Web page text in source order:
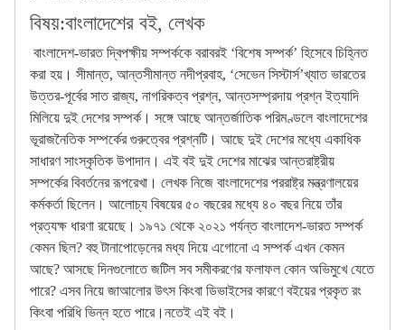
বিষয়:বাংলাদেশের বই, লেখক
বাংলাদেশ-ভারত দ্বিপক্ষীয় সম্পর্ককে বরাবরই ‘বিশেষ সম্পর্ক’ হিসেবে চিহ্নিত
করা হয়। সীমান্ত, আন্তসীমান্ত নদীপ্রবাহ, ‘সেভেন সিস্টার্স’খ্যাত ভারতের
উত্তর-পূর্বের সাত রাজ্য, নাগরিকত্ব প্রশ্ন, আন্তসম্প্রদায় প্রশ্ন ইত্যাদি
মিলিয়ে দুই দেশের সম্পর্ক। সঙ্গে আছে আন্তর্জাতিক পরিমণ্ডলে বাংলাদেশের
ভূরাজনৈতিক সম্পর্কের গুরুত্বের প্রশ্নটি। আছে দুই দেশের মধ্যে একাধিক
সাধারণ সাংস্কৃতিক উপাদান। এই বই দুই দেশের মাঝের আন্তরাষ্ট্রীয়
সম্পর্কের বিবর্তনের রূপরেখা। লেখক নিজে বাংলাদেশের পররাষ্ট্র মন্ত্রণালয়ের
কর্মকর্তা ছিলেন। আলোচ্য বিষয়ের ৫০ বছরের মধ্যে ৪০ বছর নিয়ে তাঁর
প্রত্যক্ষ ধারণা রয়েছে। ১৯৭১ থেকে ২০২১ পর্যন্ত বাংলাদেশ-ভারত সম্পর্ক
কেমন ছিল? বহু টানাপোড়েনের মধ্য দিয়ে এগোনো এ সম্পর্ক এখন কেমন
আছে? আসছে দিনগুলোতে জটিল সব সমীকরণের ফলাফল কোন অভিমুখে যেতে
পারে? এসব নিয়ে জাআলোর উৎস কিংবা ডিভাইসের কারণে বইয়ের প্রকৃত রং
কিংবা পরিধি ভিন্ন হতে পারে।নতেই এই বই।